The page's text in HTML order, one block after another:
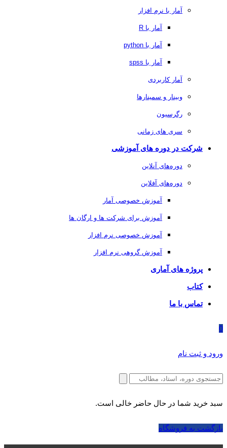
آمار با نرم افزار
آمار با R
آمار با python
آمار با spss
آمار کاربردی
وبینار و سمینارها
رگرسیون
سری های زمانی
شرکت در دوره های آموزشی
دوره‌های آنلاین
دوره‌های آفلاین
آموزش خصوصی آمار
آموزش برای شرکت ها و ارگان ها
آموزش خصوصی نرم افزار
آموزش گروهی نرم افزار
پروژه های آماری
کتاب
تماس با ما
0
ورود و ثبت نام
سبد خرید شما در حال حاضر خالی است.
بازگشت به فروشگاه